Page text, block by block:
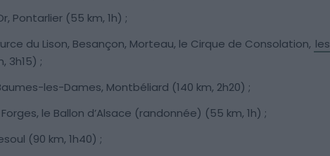
Pontarlier (55 km, 1h) ;
du Lison, Besançon, Morteau, le Cirque de Consolation, les
3h15) ;
les-Dames, Montbéliard (140 km, 2h20) ;
le Ballon d’Alsace (randonnée) (55 km, 1h) ;
(90 km, 1h40) ;